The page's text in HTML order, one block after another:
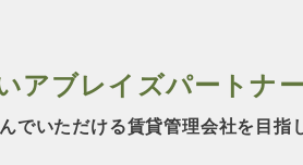
アブレイズパートナ
でいただける賃貸管理会社を目指